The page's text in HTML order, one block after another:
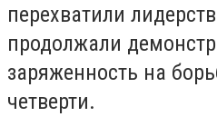
перехватили
продолжали
заряженность на
четверти.